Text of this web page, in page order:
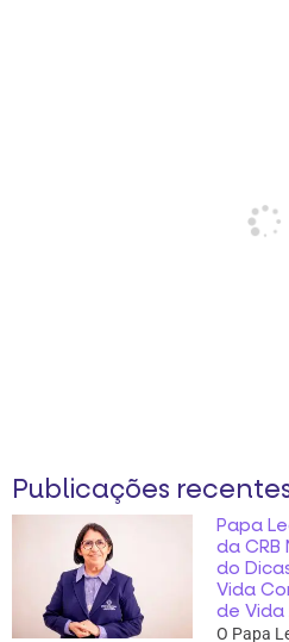
Publicações
Papa
da
do
Vida
de
O Papa